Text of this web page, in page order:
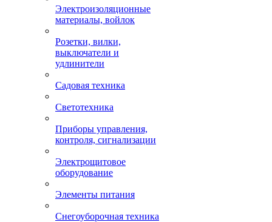
Электроизоляционные
материалы, войлок
Розетки, вилки,
выключатели и
удлинители
Садовая техника
Светотехника
Приборы управления,
контроля, сигнализации
Электрощитовое
оборудование
Элементы питания
Снегоуборочная техника